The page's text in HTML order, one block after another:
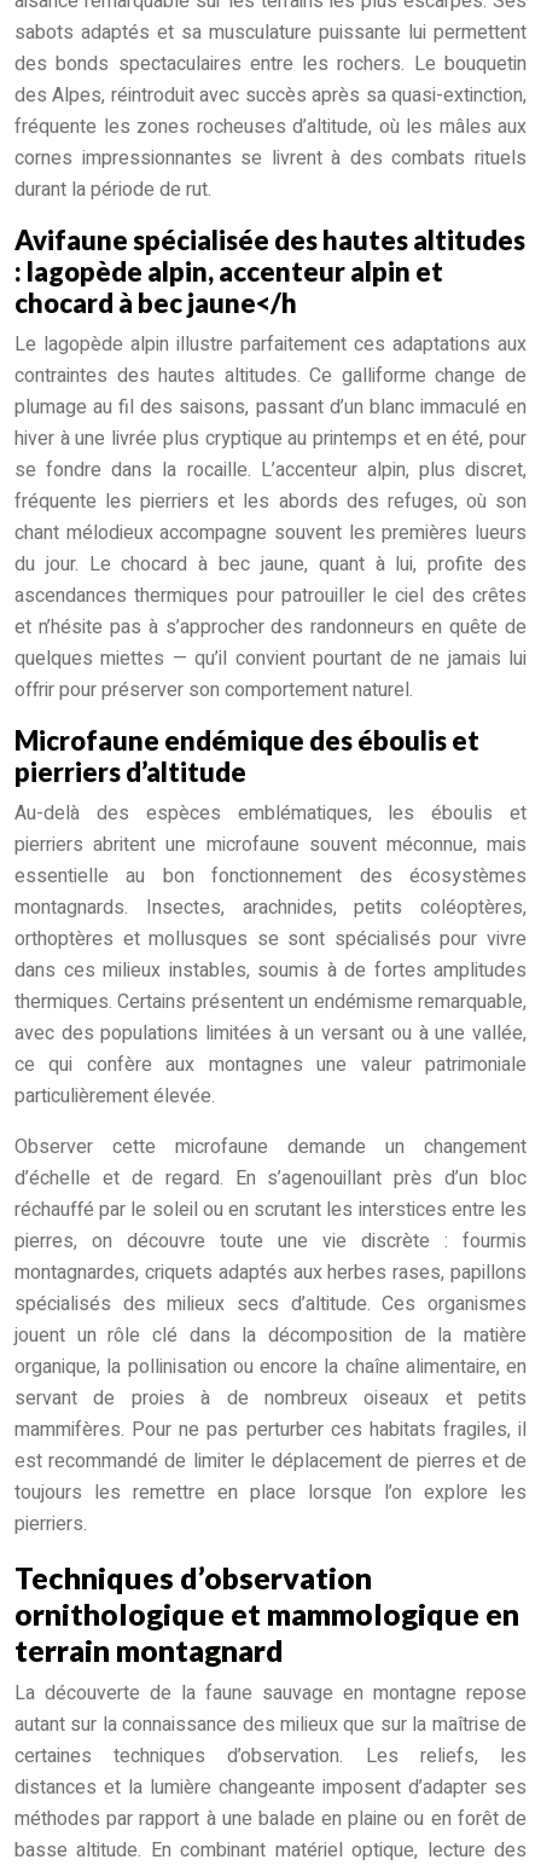
sabots adaptés et sa musculature puissante lui permettent
des bonds spectaculaires entre les rochers. Le bouquetin
des Alpes, réintroduit avec succès après sa quasi-extinction,
fréquente les zones rocheuses d’altitude, où les mâles aux
cornes impressionnantes se livrent à des combats rituels
durant la période de rut.
Avifaune spécialisée des hautes altitudes
: lagopède alpin, accenteur alpin et
chocard à bec jaune</h
Le lagopède alpin illustre parfaitement ces adaptations aux
contraintes des hautes altitudes. Ce galliforme change de
plumage au fil des saisons, passant d’un blanc immaculé en
hiver à une livrée plus cryptique au printemps et en été, pour
se fondre dans la rocaille. L’accenteur alpin, plus discret,
fréquente les pierriers et les abords des refuges, où son
chant mélodieux accompagne souvent les premières lueurs
du jour. Le chocard à bec jaune, quant à lui, profite des
ascendances thermiques pour patrouiller le ciel des crêtes
et n’hésite pas à s’approcher des randonneurs en quête de
quelques miettes — qu’il convient pourtant de ne jamais lui
offrir pour préserver son comportement naturel.
Microfaune endémique des éboulis et
pierriers d’altitude
Au-delà des espèces emblématiques, les éboulis et
pierriers abritent une microfaune souvent méconnue, mais
essentielle au bon fonctionnement des écosystèmes
montagnards. Insectes, arachnides, petits coléoptères,
orthoptères et mollusques se sont spécialisés pour vivre
dans ces milieux instables, soumis à de fortes amplitudes
thermiques. Certains présentent un endémisme remarquable,
avec des populations limitées à un versant ou à une vallée,
ce qui confère aux montagnes une valeur patrimoniale
particulièrement élevée.
Observer cette microfaune demande un changement
d’échelle et de regard. En s’agenouillant près d’un bloc
réchauffé par le soleil ou en scrutant les interstices entre les
pierres, on découvre toute une vie discrète : fourmis
montagnardes, criquets adaptés aux herbes rases, papillons
spécialisés des milieux secs d’altitude. Ces organismes
jouent un rôle clé dans la décomposition de la matière
organique, la pollinisation ou encore la chaîne alimentaire, en
servant de proies à de nombreux oiseaux et petits
mammifères. Pour ne pas perturber ces habitats fragiles, il
est recommandé de limiter le déplacement de pierres et de
toujours les remettre en place lorsque l’on explore les
pierriers.
Techniques d’observation
ornithologique et mammologique en
terrain montagnard
La découverte de la faune sauvage en montagne repose
autant sur la connaissance des milieux que sur la maîtrise de
certaines techniques d’observation. Les reliefs, les
distances et la lumière changeante imposent d’adapter ses
méthodes par rapport à une balade en plaine ou en forêt de
basse altitude. En combinant matériel optique, lecture des